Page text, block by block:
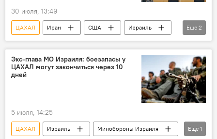
30 июля, 13:49
ЦАХАЛ Иран США
Израиль
Ливан
Ближний Восток
Еще 2
Экс-глава МО Израиля: боезапасы у
ЦАХАЛ могут закончиться через 10
дней
5 июля, 14:25
ЦАХАЛ Израиль
Минобороны Израиля
Еще 1